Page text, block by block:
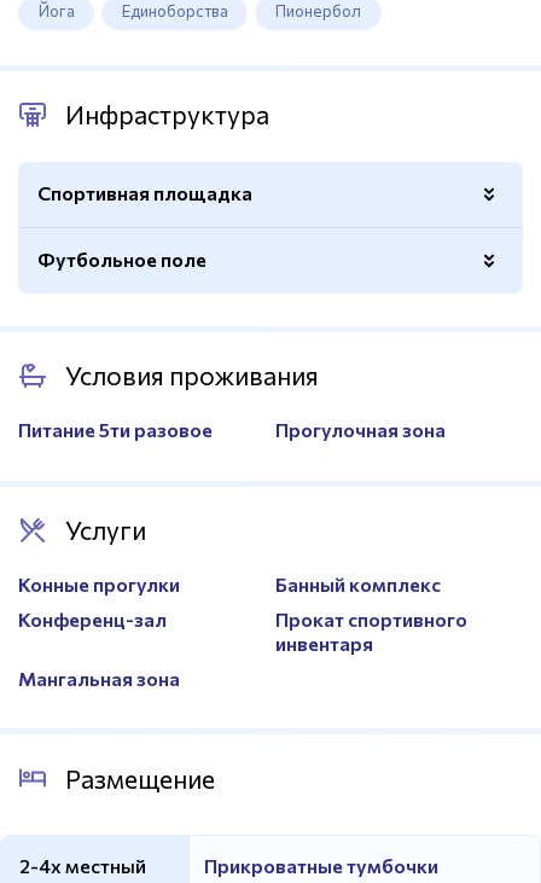
Йога Единоборства Пионербол
Инфраструктура
Спортивная площадка
Покрытие
Резиновое
Волейбольная сетка
Есть
Футбольное поле
Трибуны
Есть
Условия проживания
Питание 5ти разовое Прогулочная зона
Услуги
Конные прогулки
Банный комплекс
Конференц-зал
Прокат спортивного
инвентаря
Мангальная зона
Размещение
2-4х местный
Прикроватные тумбочки